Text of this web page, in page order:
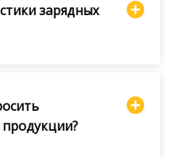
зарядных